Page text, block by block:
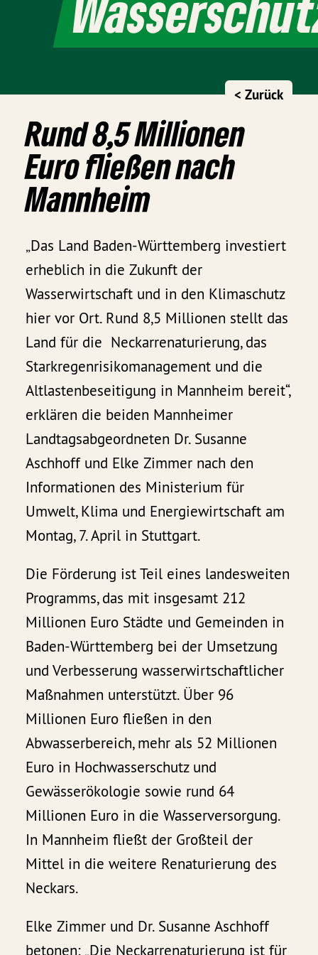
< Zurück
Rund 8,5 Millionen
Euro fließen nach
Mannheim
„Das Land Baden-Württemberg investiert
erheblich in die Zukunft der
Wasserwirtschaft und in den Klimaschutz
hier vor Ort. Rund 8,5 Millionen stellt das
Land für die Neckarrenaturierung, das
Starkregenrisikomanagement und die
Altlastenbeseitigung in Mannheim bereit“,
erklären die beiden Mannheimer
Landtagsabgeordneten Dr. Susanne
Aschhoff und Elke Zimmer nach den
Informationen des Ministerium für
Umwelt, Klima und Energiewirtschaft am
Montag, 7. April in Stuttgart.
Die Förderung ist Teil eines landesweiten
Programms, das mit insgesamt 212
Millionen Euro Städte und Gemeinden in
Baden-Württemberg bei der Umsetzung
und Verbesserung wasserwirtschaftlicher
Maßnahmen unterstützt. Über 96
Millionen Euro fließen in den
Abwasserbereich, mehr als 52 Millionen
Euro in Hochwasserschutz und
Gewässerökologie sowie rund 64
Millionen Euro in die Wasserversorgung.
In Mannheim fließt der Großteil der
Mittel in die weitere Renaturierung des
Neckars.
Elke Zimmer und Dr. Susanne Aschhoff
betonen: „Die Neckarrenaturierung ist für